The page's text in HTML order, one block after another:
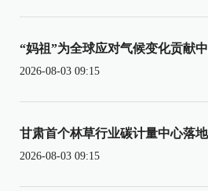
“妈祖”为全球应对气候变化贡献
2026-08-03 09:15
甘肃首个林草行业碳计量中心落地
2026-08-03 09:15